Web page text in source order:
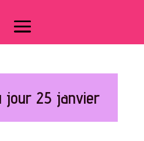
jour 25 janvier